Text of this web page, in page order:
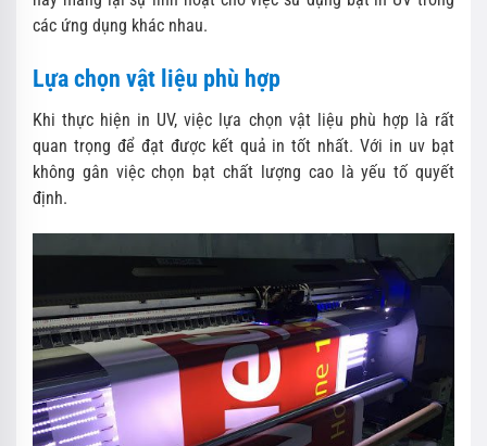
các ứng dụng khác nhau.
Lựa chọn vật liệu phù hợp
Khi thực hiện in UV, việc lựa chọn vật liệu phù hợp là rất
quan trọng để đạt được kết quả in tốt nhất. Với in uv bạt
không gân việc chọn bạt chất lượng cao là yếu tố quyết
định.